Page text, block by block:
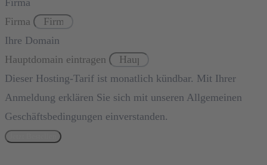
Firma
Firma
Ihre Domain
Hauptdomain eintragen
Dieser Hosting-Tarif ist monatlich kündbar. Mit Ihrer
Anmeldung erklären Sie sich mit unseren Allgemeinen
Geschäftsbedingungen einverstanden.